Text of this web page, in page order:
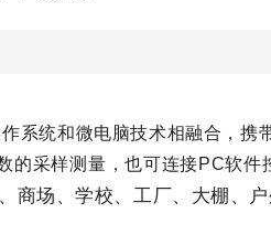
系统和微电脑技术相融合，携
采样测量，也可连接PC软件
商场、学校、工厂、大棚、